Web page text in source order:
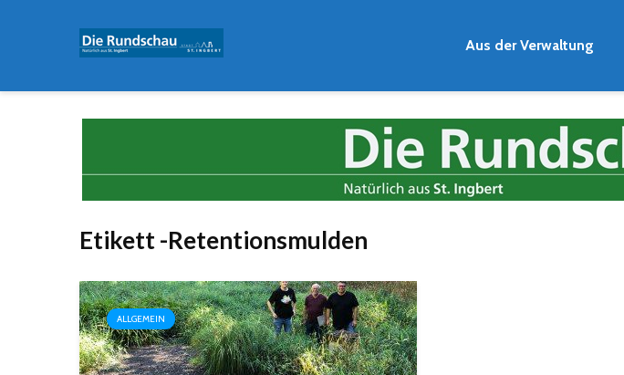
Aus der Verwaltung
Etikett -Retentionsmulden
ALLGEMEIN